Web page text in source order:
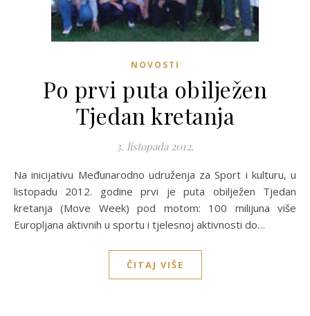
NOVOSTI
Po prvi puta obilježen
Tjedan kretanja
3. listopada 2012.
Na inicijativu Međunarodno udruženja za Sport i kulturu, u
listopadu 2012. godine prvi je puta obilježen Tjedan
kretanja (Move Week) pod motom: 100 milijuna više
Europljana aktivnih u sportu i tjelesnoj aktivnosti do…
ČITAJ VIŠE